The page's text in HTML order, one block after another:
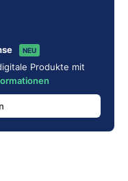
NEU
Produkte mit